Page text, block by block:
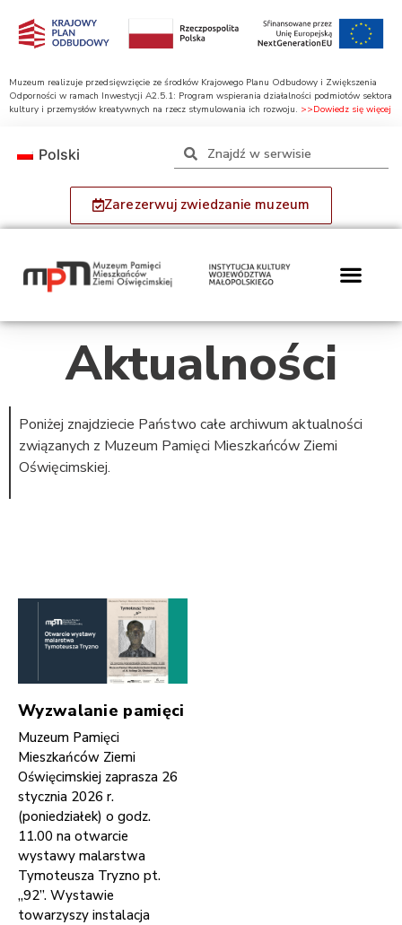
Muzeum realizuje przedsięwzięcie ze środków Krajowego Planu Odbudowy i Zwiększenia
Odporności w ramach Inwestycji A2.5.1: Program wspierania działalności podmiotów sektora
kultury i przemysłów kreatywnych na rzecz stymulowania ich rozwoju. >>Dowiedz się więcej
Zarezerwuj zwiedzanie muzeum
Polski
Aktualności
Poniżej znajdziecie Państwo całe archiwum aktualności
związanych z Muzeum Pamięci Mieszkańców Ziemi
Oświęcimskiej.
Wyzwalanie pamięci
Muzeum Pamięci
Mieszkańców Ziemi
Oświęcimskiej zaprasza 26
stycznia 2026 r.
(poniedziałek) o godz.
11.00 na otwarcie
wystawy malarstwa
Tymoteusza Tryzno pt.
„92”. Wystawie
towarzyszy instalacja